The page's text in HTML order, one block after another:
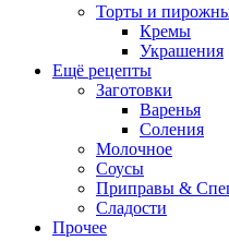
Торты и
Кремы
Украшения
Ещё рецепты
Заготовки
Варенья
Соления
Молочное
Соусы
Приправы &
Сладости
Прочее